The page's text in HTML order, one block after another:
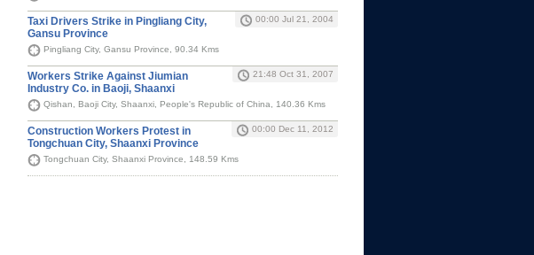
Taxi Drivers Strike in Pingliang City,
Gansu Province
00:00 Jul 21, 2004
Pingliang City, Gansu Province, 90.34 Kms
Workers Strike Against Jiumian
Industry Co. in Baoji, Shaanxi
21:48 Oct 31, 2007
Qishan, Baoji City, Shaanxi, People's Republic of China, 140.36 Kms
Construction Workers Protest in
Tongchuan City, Shaanxi Province
00:00 Dec 11, 2012
Tongchuan City, Shaanxi Province, 148.59 Kms